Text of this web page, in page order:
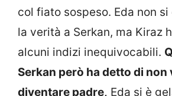
col fiato sospeso. Eda non
la verità a Serkan, ma Kiraz
alcuni indizi inequivocabili.
Serkan però ha detto di non
diventare padre, Eda si è